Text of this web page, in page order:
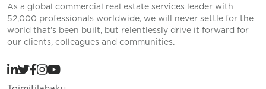
As a global commercial real estate services leader with
52,000 professionals worldwide, we will never settle for the
world that’s been built, but relentlessly drive it forward for
our clients, colleagues and communities.